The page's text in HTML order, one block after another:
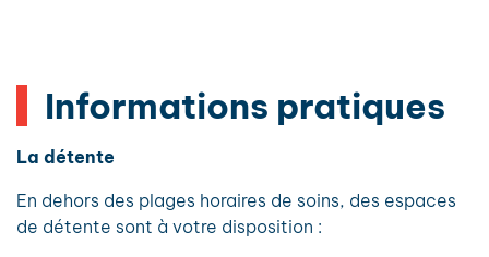
Informations pratiques
La détente
En dehors des plages horaires de soins, des espaces
de détente sont à votre disposition :